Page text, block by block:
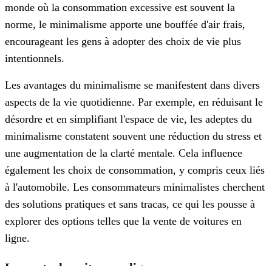
monde où la consommation excessive est souvent la
norme, le minimalisme apporte une bouffée d'air frais,
encourageant les gens à adopter des choix de vie plus
intentionnels.
Les avantages du minimalisme se manifestent dans divers
aspects de la vie quotidienne. Par exemple, en réduisant le
désordre et en simplifiant l'espace de vie, les adeptes du
minimalisme constatent souvent une réduction du stress et
une augmentation de la clarté mentale. Cela influence
également les choix de consommation, y compris ceux liés
à l'automobile. Les consommateurs minimalistes cherchent
des solutions pratiques et sans tracas, ce qui les pousse à
explorer des options telles que la vente de voitures en
ligne.